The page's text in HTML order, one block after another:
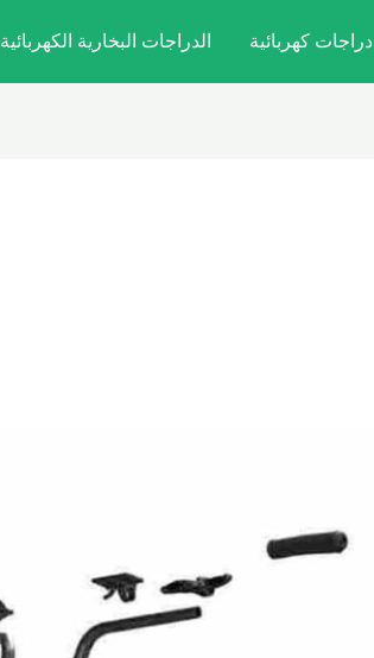
دراجات كهربائية الدراجات البخارية الكهربائية